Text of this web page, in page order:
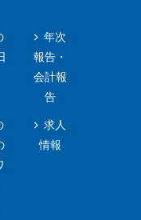
年次
報告・
会計報
告
求人
情報